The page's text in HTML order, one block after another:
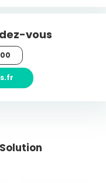
vous